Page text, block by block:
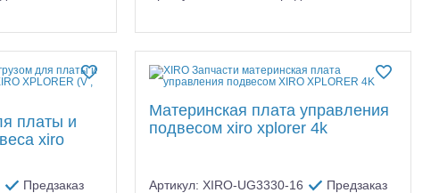
Монстр-траки ДВС модели
платы и
xiro
Предзаказ
Материнская плата управления
подвесом xiro xplorer 4k
Артикул: XIRO-UG3330-16 Предзаказ